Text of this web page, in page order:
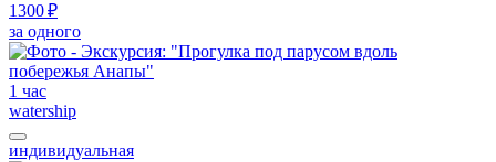
1300 ₽
за одного
1 час
watership
индивидуальная